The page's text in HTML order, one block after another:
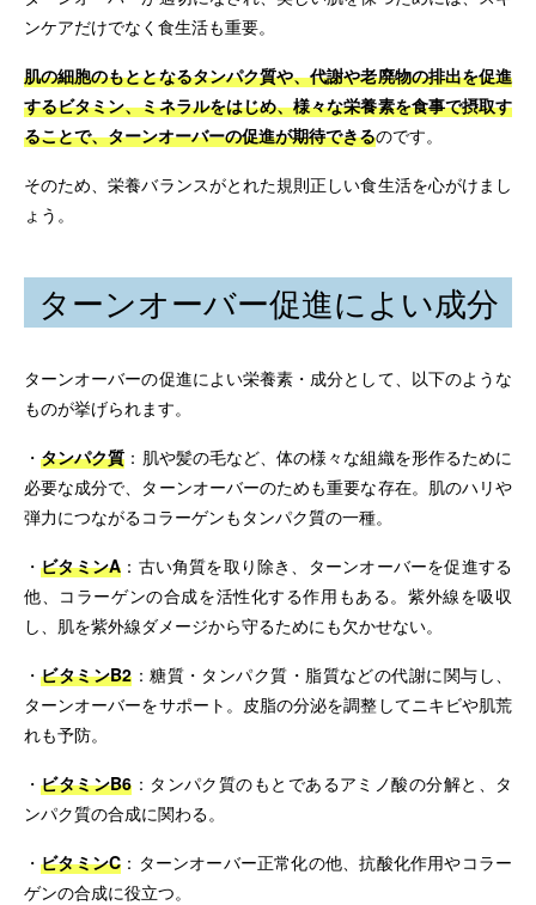
ンケアだけでなく食生活も重要。
肌の細胞のもととなるタンパク質や、代謝や老廃物の排出を促進
するビタミン、ミネラルをはじめ、様々な栄養素を食事で摂取す
ることで、ターンオーバーの促進が期待できるのです。
そのため、栄養バランスがとれた規則正しい食生活を心がけまし
ょう。
ターンオーバー促進によい成分
ターンオーバーの促進によい栄養素・成分として、以下のような
ものが挙げられます。
・タンパク質 ：肌や髪の毛など、体の様々な組織を形作るために
必要な成分で、ターンオーバーのためも重要な存在。肌のハリや
弾力につながるコラーゲンもタンパク質の一種。
・ビタミンA ：古い角質を取り除き、ターンオーバーを促進する
他、コラーゲンの合成を活性化する作用もある。紫外線を吸収
し、肌を紫外線ダメージから守るためにも欠かせない。
・ビタミンB2 ：糖質・タンパク質・脂質などの代謝に関与し、
ターンオーバーをサポート。皮脂の分泌を調整してニキビや肌荒
れも予防。
・ビタミンB6 ：タンパク質のもとであるアミノ酸の分解と、タ
ンパク質の合成に関わる。
・ビタミンC ：ターンオーバー正常化の他、抗酸化作用やコラー
ゲンの合成に役立つ。